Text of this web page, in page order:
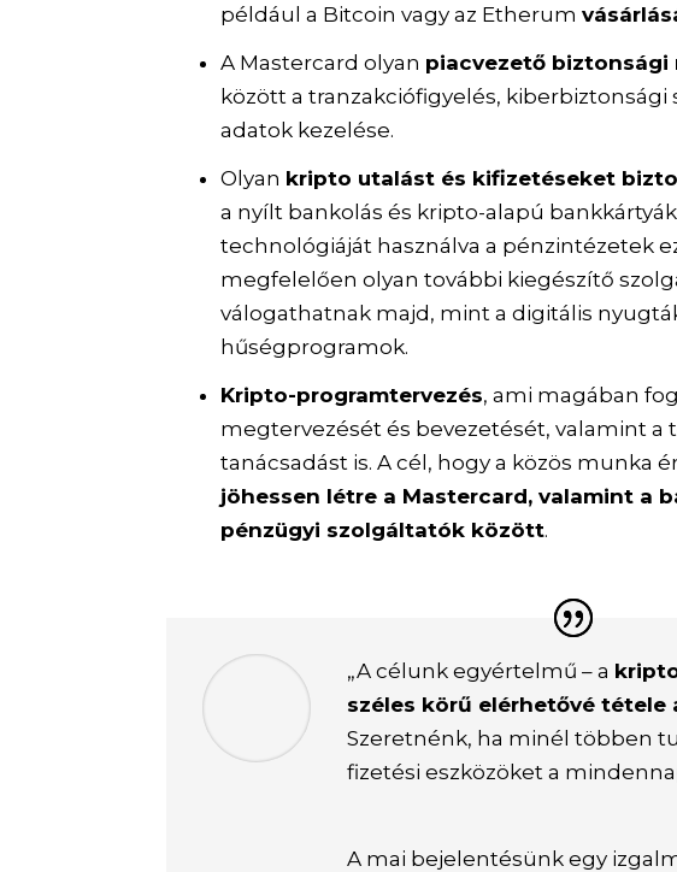
például a Bitcoin vagy az Etherum
A Mastercard olyan piacvezető biztonsági
között a tranzakciófigyelés,
adatok kezelése.
Olyan kripto utalást és kifizetéseket
a nyílt bankolás és kripto-alapú
technológiáját használva a pénzintézetek
megfelelően olyan további kiegészítő
válogathatnak majd, mint a digitális
hűségprogramok.
Kripto-programtervezés, ami magában
megtervezését és bevezetését, valamint a
tanácsadást is. A cél, hogy a közös munka
jöhessen létre a Mastercard, valamint a
pénzügyi szolgáltatók között.
„A célunk egyértelmű – a
széles körű elérhetővé tétele
Szeretnénk, ha minél többen
fizetési eszközöket a
A mai bejelentésünk egy